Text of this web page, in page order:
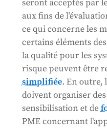
seront acceptés par
aux fins de
ce qui concerne les
certains éléments des
la qualité pour les
risque peuvent être
simplifiée. En outre,
doivent organiser des
sensibilisation et de
PME concernant